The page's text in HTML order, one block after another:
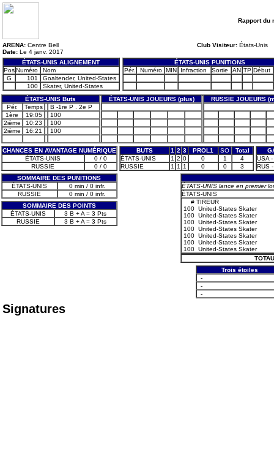
Rapport du
ARENA: Centre Bell
Date: Le 4 janv. 2017
Club Visiteur: États-Unis
ÉTATS-UNIS ALIGNEMENT
PosNuméro
Nom
G
101
Goaltender, United-States
100
Skater, United-States
ÉTATS-UNIS PUNITIONS
Pér.
Numéro MIN Infraction Sortie AN TP Début
ÉTATS-UNIS Buts ÉTATS-UNIS JOUEURS (plus)
RUSSIE JOUEURS
Pér.
Temps
B -1re P . 2e P
1ère
19:05
100
2ième
10:23
100
2ième
16:21 100
CHANCES EN AVANTAGE NUMÉRIQUE
ÉTATS-UNIS
0 / 0
RUSSIE
0 / 0
SOMMAIRE DES PUNITIONS
ÉTATS-UNIS
0 min / 0 infr.
RUSSIE
0 min / 0 infr.
SOMMAIRE DES POINTS
ÉTATS-UNIS
3 B + A = 3 Pts
RUSSIE
3 B + A = 3 Pts
BUTS 1 2 3 PROL1 SO
Total
ÉTATS-UNIS
1 2 0 0 1
4
RUSSIE
1 1 1 0 0 3
USA
RUS
ÉTATS-UNIS lance en premier
ÉTATS-UNIS
# TIREUR
100 United-States Skater
100 United-States Skater
100 United-States Skater
100 United-States Skater
100 United-States Skater
100 United-States Skater
100 United-States Skater
Trois étoiles
-
-
-
Signatures